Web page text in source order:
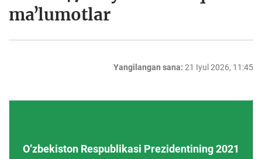
maʼlumotlar
Yangilangan sana: 21 Iyul 2026, 11:45
Oʼzbekiston Respublikasi Prezidentining 2021